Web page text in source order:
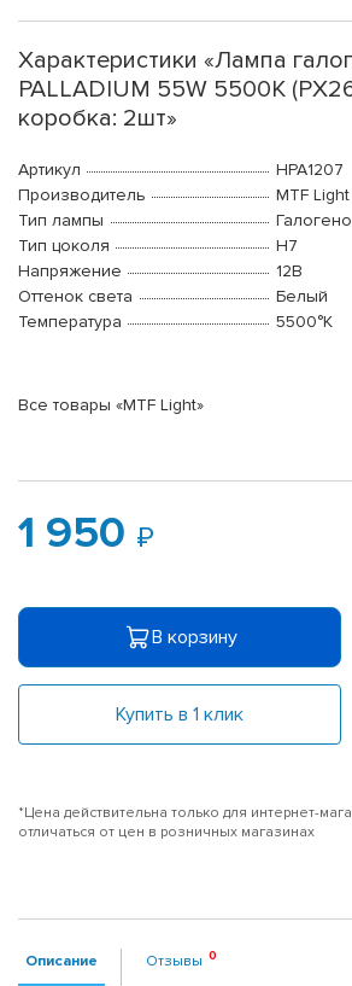
Характеристики «Лампа
PALLADIUM 55W 5500К
коробка: 2шт»
Артикул
HPA1207
Производитель
MTF Light
Тип лампы
Тип цоколя
H7
Напряжение
12В
Оттенок света
Белый
Температура
5500°K
Все товары «MTF Light»
1 950
В корзину
Купить в 1 клик
*Цена действительна только для интернет-
отличаться от цен в розничных магазинах
Описание Отзывы